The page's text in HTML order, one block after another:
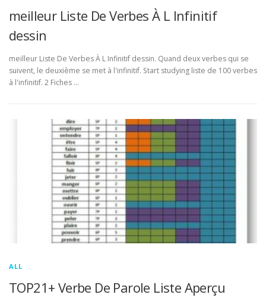
meilleur Liste De Verbes À L Infinitif
dessin
meilleur Liste De Verbes À L Infinitif dessin. Quand deux verbes qui se
suivent, le deuxième se met à l'infinitif. Start studying liste de 100 verbes
à l'infinitif. 2 Fiches …
ALL
TOP21+ Verbe De Parole Liste Aperçu